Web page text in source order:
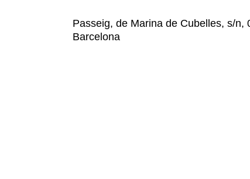
Passeig, de Marina de Cubelles, s/
Barcelona